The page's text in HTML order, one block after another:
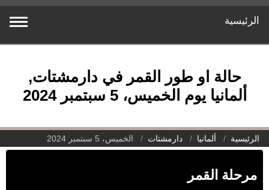
الرئيسية
حالة او طور القمر في دارمشتات,
ألمانيا يوم الخميس، 5 سبتمبر 2024
الرئيسية ألمانيا دارمشتات الخميس، 5 سبتمبر 2024
مرحلة القمر